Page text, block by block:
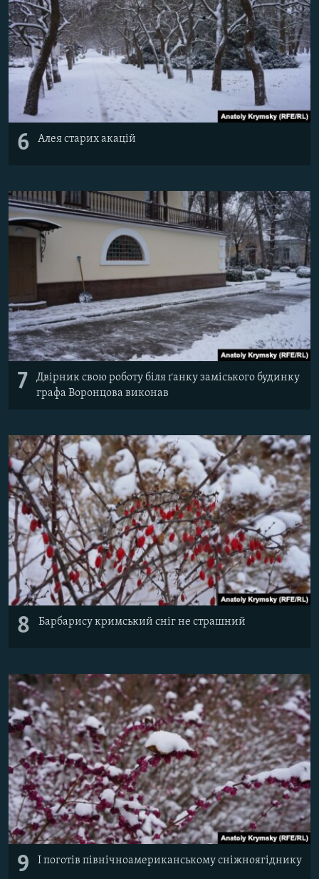
6 Алея старих акацій
7
Двірник свою роботу біля ґанку заміського будинку
графа Воронцова виконав
8 Барбарису кримський сніг не страшний
9 І поготів північноамериканському сніжноягіднику